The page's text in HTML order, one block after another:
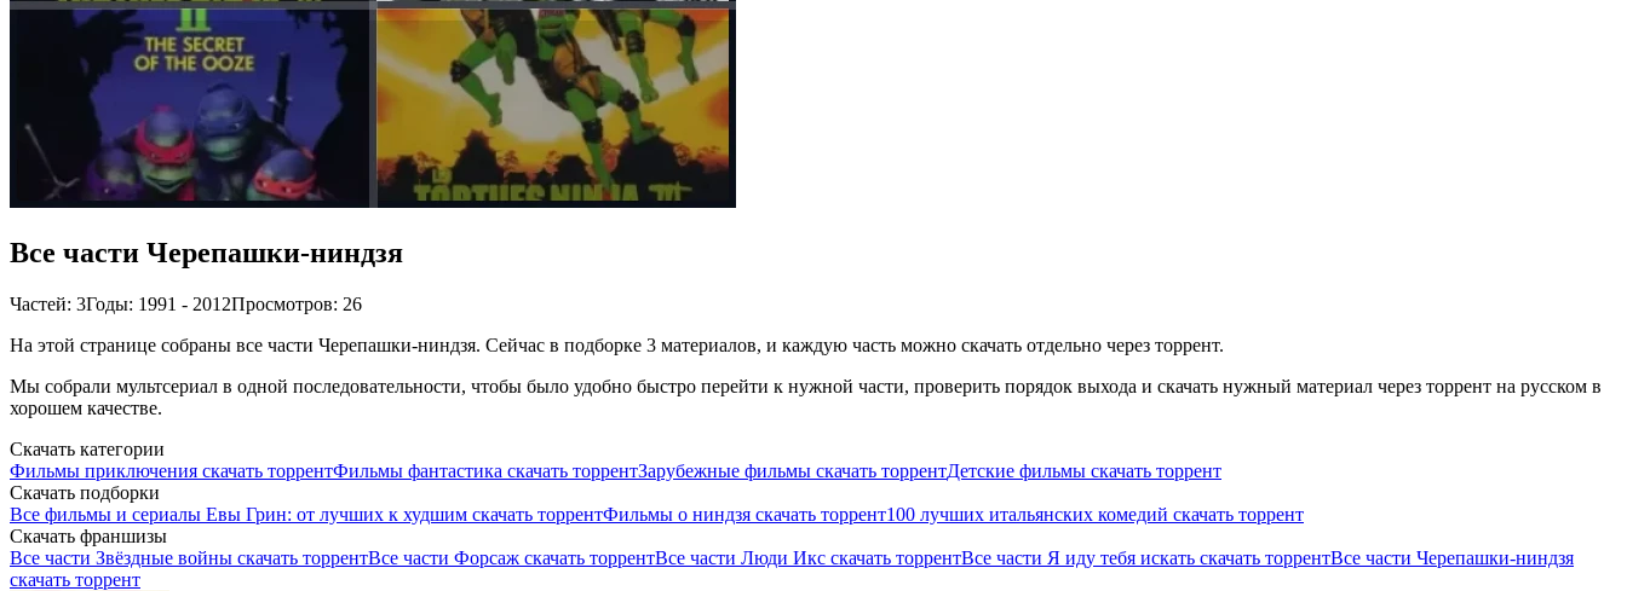
Все части Черепашки-ниндзя
Частей: 3Годы: 1991 - 2012Просмотров: 26
На этой странице собраны все части Черепашки-ниндзя. Сейчас в подборке 3 материалов, и каждую часть можно скачать отдельно через торрент.
Мы собрали мультсериал в одной последовательности, чтобы было удобно быстро перейти к нужной части, проверить порядок выхода и скачать нужный материал через торрент на русском в
хорошем качестве.
Скачать категории
Фильмы приключения скачать торрентФильмы фантастика скачать торрентЗарубежные фильмы скачать торрентДетские фильмы скачать торрент
Скачать подборки
Все фильмы и сериалы Евы Грин: от лучших к худшим скачать торрентФильмы о ниндзя скачать торрент100 лучших итальянских комедий скачать торрент
Скачать франшизы
Все части Звёздные войны скачать торрентВсе части Форсаж скачать торрентВсе части Люди Икс скачать торрентВсе части Я иду тебя искать скачать торрентВсе части Черепашки-ниндзя
скачать торрент